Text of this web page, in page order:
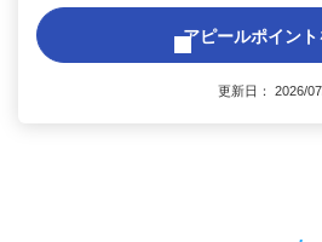
アピールポイント
更新日： 2026/